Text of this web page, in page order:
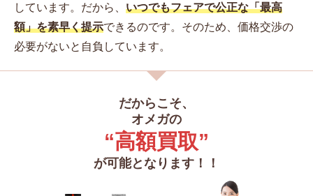
しています。 だから、 いつでもフェアで公正な「最高
額」を素早く提示できるのです。そのため、価格交渉の
必要がないと自負しています。
だからこそ、
オメガの
“高額買取”
が可能となります！！